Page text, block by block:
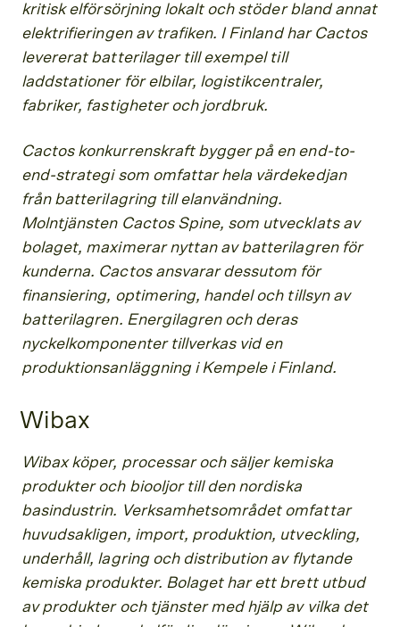
kritisk elförsörjning lokalt och stöder bland annat
elektrifieringen av trafiken. I Finland har Cactos
levererat batterilager till exempel till
laddstationer för elbilar, logistikcentraler,
fabriker, fastigheter och jordbruk.
Cactos konkurrenskraft bygger på en end-to-
end-strategi som omfattar hela värdekedjan
från batterilagring till elanvändning.
Molntjänsten Cactos Spine, som utvecklats av
bolaget, maximerar nyttan av batterilagren för
kunderna. Cactos ansvarar dessutom för
finansiering, optimering, handel och tillsyn av
batterilagren. Energilagren och deras
nyckelkomponenter tillverkas vid en
produktionsanläggning i Kempele i Finland.
Wibax
Wibax köper, processar och säljer kemiska
produkter och biooljor till den nordiska
basindustrin. Verksamhetsområdet omfattar
huvudsakligen, import, produktion, utveckling,
underhåll, lagring och distribution av flytande
kemiska produkter. Bolaget har ett brett utbud
av produkter och tjänster med hjälp av vilka det